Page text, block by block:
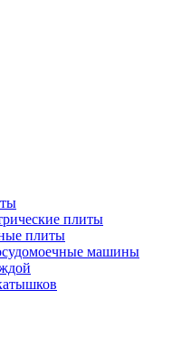
плиты
плиты
машины